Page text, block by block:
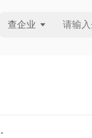
查企业
-